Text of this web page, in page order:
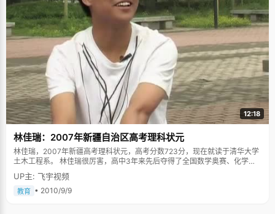
12:18
林佳瑞：2007年新疆自治区高考理科状元
林佳瑞，2007年新疆高考理科状元，高考分数723分，现在就读于清华大学
土木工程系。 林佳瑞很厉害，高中3年来先后夺得了全国数学奥赛、化学奥
赛、生物奥赛一等奖，4次获得保送生资格。2007年，获得全国数学奥林匹
克决赛铜牌，并在清华大学自主招生考试中以数学满分的成绩被清华大学录
取。但为了自己喜欢的专业和学校荣誉，他还是坚定的选择了参加高考，并
UP主: 飞宇视频
教育 • 2010/9/9